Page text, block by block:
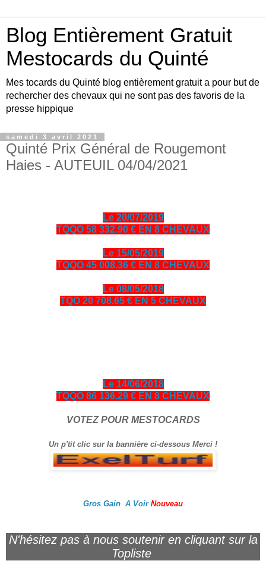
Blog Entièrement Gratuit
Mestocards du Quinté
Mes tocards du Quinté blog entièrement gratuit a pour but de
rechercher des chevaux qui ne sont pas des favoris de la
presse hippique
samedi 3 avril 2021
Quinté Prix Général de Rougemont
Haies - AUTEUIL 04/04/2021
Le 20/07/2019
TQQO 58 332.90 € EN 8 CHEVAUX
Le 15/05/2019
TQQO 45 008.36 € EN 8 CHEVAUX
Le 08/05/2018
TQO 20 708.65 € EN 5 CHEVAUX
Le 14/06/2018
TQQO 86 136.29 € EN 8 CHEVAUX
VOTEZ POUR MESTOCARDS
Un p'tit clic sur la bannière ci-dessous Merci !
Gros Gain A Voir Nouveau
N'hésitez pas à nous soutenir en cliquant sur la
Topliste